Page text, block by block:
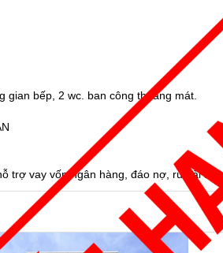
gian bếp, 2 wc. ban công thoáng mát.
trợ vay vốn ngân hàng, đáo nợ, rút tài sản